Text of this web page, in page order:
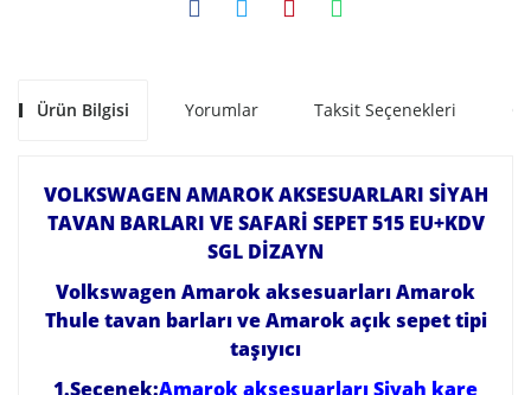
Ürün Bilgisi Yorumlar Taksit Seçenekleri
VOLKSWAGEN AMAROK AKSESUARLARI SİYAH
TAVAN BARLARI VE SAFARİ SEPET515EU+KDV
SGL DİZAYN
Volkswagen Amarok aksesuarları Amarok
Thule tavan barları ve Amarok açık sepet tipi
taşıyıcı
1.Seçenek:Amarok aksesuarları Siyah kare